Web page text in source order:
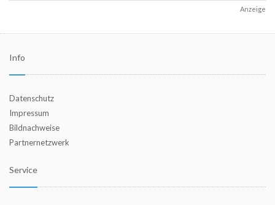
Anzeige
Info
Datenschutz
Impressum
Bildnachweise
Partnernetzwerk
Service